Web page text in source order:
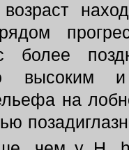
более
высоким
на